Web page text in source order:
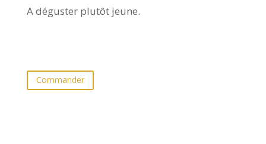
A déguster plutôt jeune.
Commander